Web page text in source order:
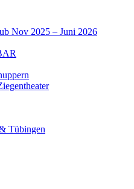
Nov 2025 – Juni 2026
Tübingen